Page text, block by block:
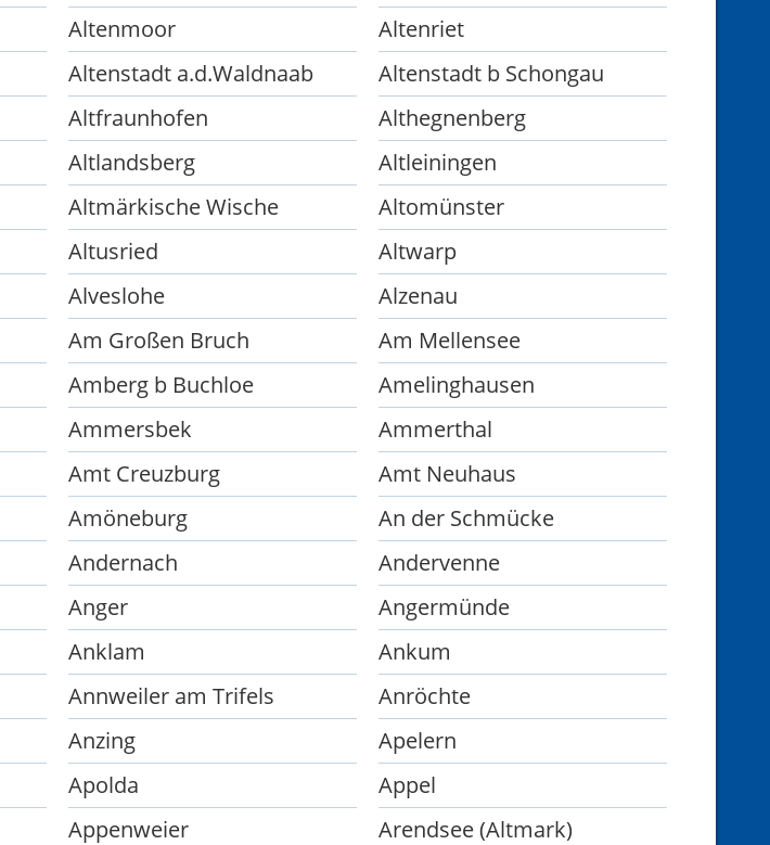
Altenmoor
Altenriet
Altenstadt a.d.Waldnaab
Altenstadt b Schongau
Altfraunhofen
Althegnenberg
Altlandsberg
Altleiningen
Altmärkische Wische
Altomünster
Altusried
Altwarp
Alveslohe
Alzenau
Am Großen Bruch
Am Mellensee
Amberg b Buchloe
Amelinghausen
Ammersbek
Ammerthal
Amt Creuzburg
Amt Neuhaus
Amöneburg
An der Schmücke
Andernach
Andervenne
Anger
Angermünde
Anklam
Ankum
Annweiler am Trifels
Anröchte
Anzing
Apelern
Apolda
Appel
Appenweier
Arendsee (Altmark)